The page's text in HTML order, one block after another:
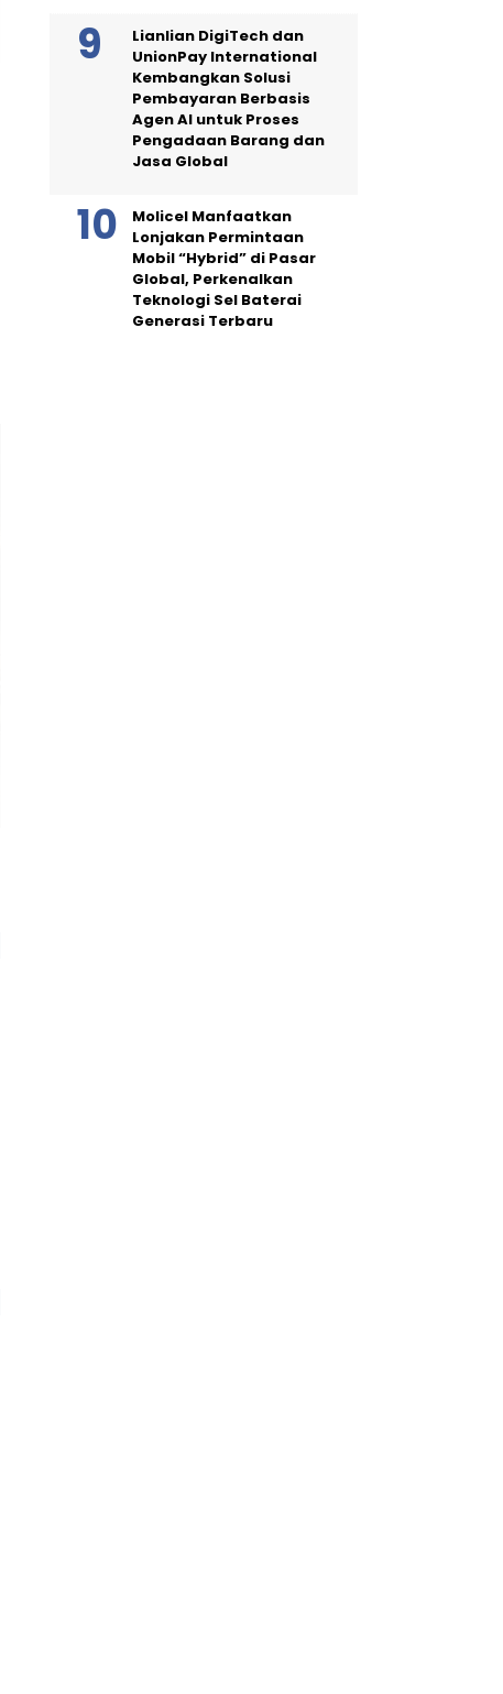
Lianlian DigiTech dan
UnionPay International
Kembangkan Solusi
Pembayaran Berbasis
Agen AI untuk Proses
Pengadaan Barang dan
Jasa Global
Molicel Manfaatkan
Lonjakan Permintaan
Mobil “Hybrid” di Pasar
Global, Perkenalkan
Teknologi Sel Baterai
Generasi Terbaru